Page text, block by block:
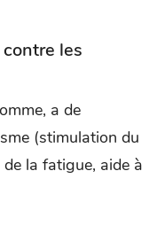
les
a de
(stimulation du
la fatigue, aide à